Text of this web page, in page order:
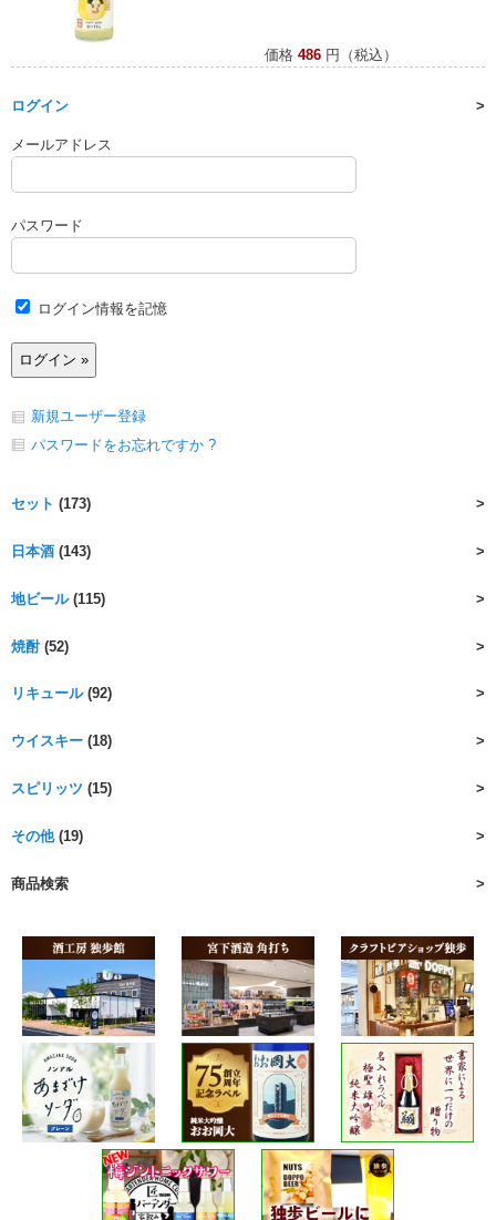
価格 486 円（税込）
ログイン
メールアドレス
パスワード
ログイン情報を記憶
新規ユーザー登録
パスワードをお忘れですか ?
セット (173)
日本酒 (143)
地ビール(115)
焼酎(52)
リキュール(92)
ウイスキー (18)
スピリッツ (15)
その他(19)
商品検索